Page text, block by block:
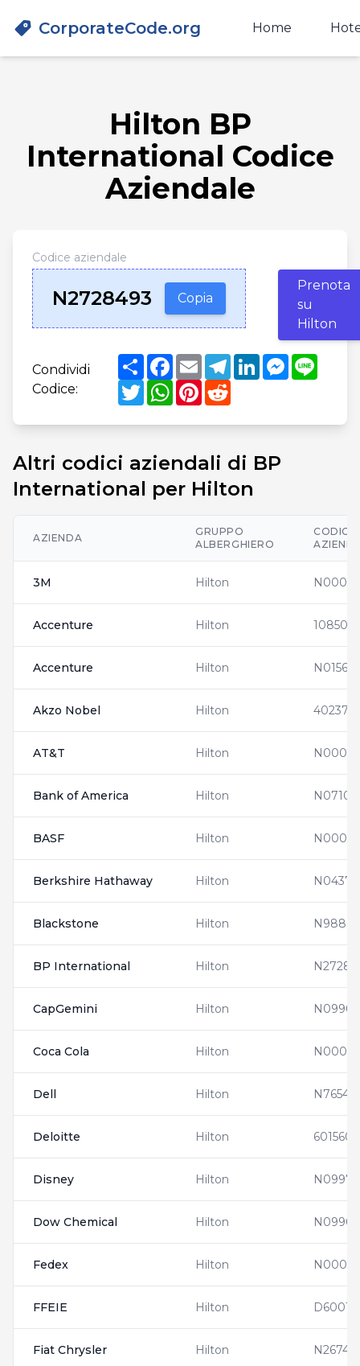
CorporateCode.org Home
Hilton BP
International Codice
Aziendale
Codice aziendale
N2728493 Copia
Prenota
su
Hilton
Condividi
Codice:
ShareFacebook
EmailTelegram
LinkedInMessenger
Line
TwitterWhatsApp
Pinterest
Reddit
Altri codici aziendali di BP
International per Hilton
AZIENDA
GRUPPO
ALBERGHIERO
CODICI
3M Hilton
Accenture Hilton
Accenture Hilton
Akzo Nobel Hilton
AT&T Hilton
Bank of America Hilton
BASF Hilton
Berkshire Hathaway Hilton
Blackstone Hilton
BP International Hilton
CapGemini Hilton
Coca Cola Hilton
Dell Hilton
Deloitte Hilton 601560
Disney Hilton
Dow Chemical Hilton
Fedex Hilton
FFEIE Hilton
Fiat Chrysler Hilton